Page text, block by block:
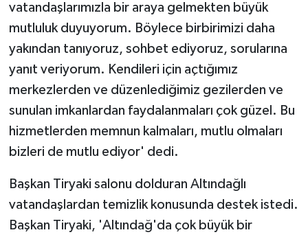
vatandaşlarımızla bir araya gelmekten büyük
mutluluk duyuyorum. Böylece birbirimizi daha
yakından tanıyoruz, sohbet ediyoruz, sorularına
yanıt veriyorum. Kendileri için açtığımız
merkezlerden ve düzenlediğimiz gezilerden ve
sunulan imkanlardan faydalanmaları çok güzel. Bu
hizmetlerden memnun kalmaları, mutlu olmaları
bizleri de mutlu ediyor' dedi.
Başkan Tiryaki salonu dolduran Altındağlı
vatandaşlardan temizlik konusunda destek istedi.
Başkan Tiryaki, 'Altındağ'da çok büyük bir